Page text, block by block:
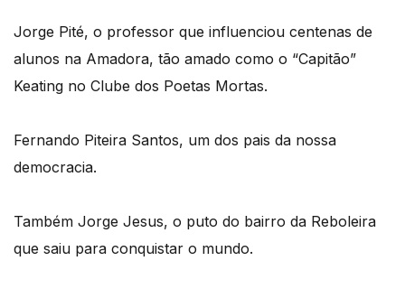
Jorge Pité, o professor que influenciou centenas de
alunos na Amadora, tão amado como o “Capitão”
Keating no Clube dos Poetas Mortas.
Fernando Piteira Santos, um dos pais da nossa
democracia.
Também Jorge Jesus, o puto do bairro da Reboleira
que saiu para conquistar o mundo.